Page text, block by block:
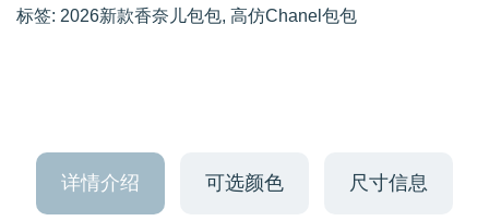
标签: 2026新款香奈儿包包, 高仿Chanel包包
详情介绍 可选颜色 尺寸信息